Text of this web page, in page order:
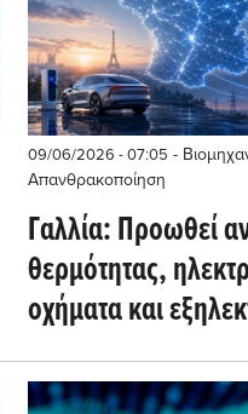
09/06/2026 - 07:05 -
Απανθρακοποίηση
Γαλλία: Προωθεί
θερμότητας,
οχήματα και
βιομηχανίας -
δισ. ευρώ ετησίως